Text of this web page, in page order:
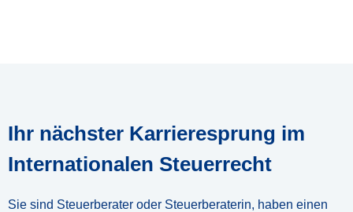
Ihr nächster Karrieresprung im
Internationalen Steuerrecht
Sie sind Steuerberater oder Steuerberaterin, haben einen